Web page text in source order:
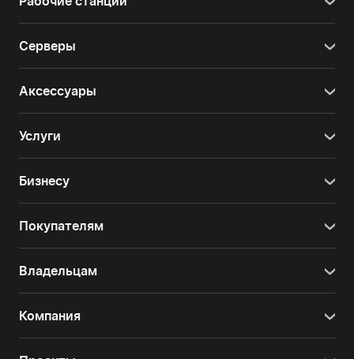
Серверы
Аксессуары
Услуги
Бизнесу
Покупателям
Владельцам
Компания